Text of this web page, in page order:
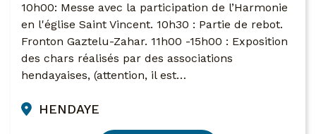
10h00: Messe avec la participation de l’Harmonie
en l'église Saint Vincent. 10h30 : Partie de rebot.
Fronton Gaztelu-Zahar. 11h00 -15h00 : Exposition
des chars réalisés par des associations
hendayaises, (attention, il est…
HENDAYE